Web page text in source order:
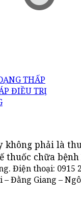
THẤP
ĐIỀU TRỊ
không phải là
thuốc chữa bệnh
Điện thoại: 0915
– Đằng Giang –